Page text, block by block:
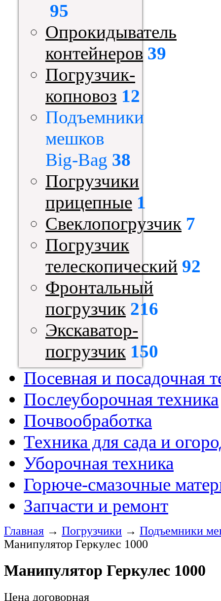
95
Опрокидыватель
контейнеров 39
Погрузчик-
копновоз 12
Подъемники
мешков
Big-Bag 38
Погрузчики
прицепные 1
Свеклопогрузчик 7
Погрузчик
телескопический 92
Фронтальный
погрузчик 216
Экскаватор-
погрузчик 150
Посевная и посадочная
Послеуборочная техника
Почвообработка
Техника для сада и
Уборочная техника
Горюче-смазочные
Запчасти и ремонт
Главная → Погрузчики → Подъемники
Манипулятор Геркулес 1000
Манипулятор Геркулес 1000
Цена договорная